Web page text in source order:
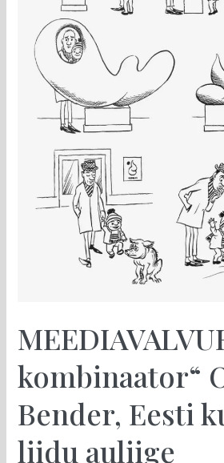
kombinaator“
Bender, Eesti
liidu auliige
auliige